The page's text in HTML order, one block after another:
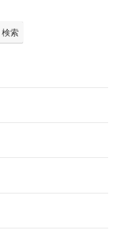
検索